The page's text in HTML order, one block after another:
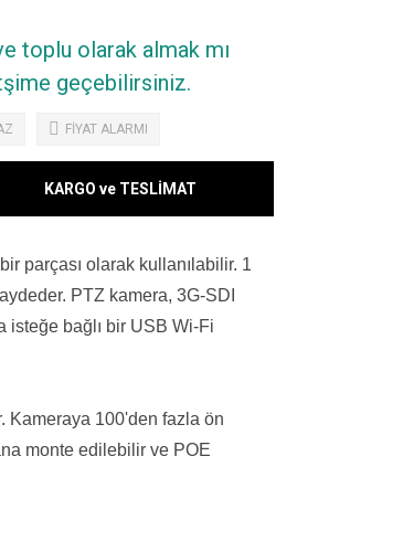
toplu olarak almak mı
geçebilirsiniz.
FİYAT ALARMI
KARGO ve TESLİMAT
parçası olarak kullanılabilir. 1
PTZ kamera, 3G-SDI
isteğe bağlı bir USB Wi-Fi
Kameraya 100'den fazla ön
monte edilebilir ve POE